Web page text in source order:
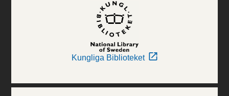
Kungliga Biblioteket